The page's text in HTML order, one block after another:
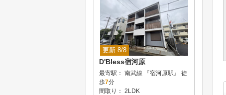
更新 8/8
D'Bless宿河原
最寄駅： 南武線 『宿河原駅』 徒
歩7分
間取り： 2LDK